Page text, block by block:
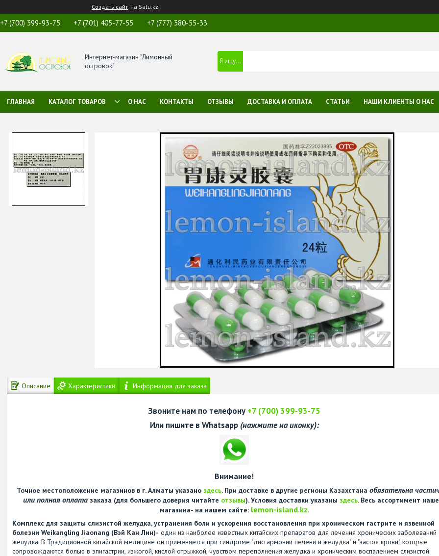
Создать сайт на Satu.kz
+7 (700) 399-93-75 +7 (701) 405-77-55 +7 (777) 380-55-33
Интернет-магазин "Лимонный
островок"
ГЛАВНАЯ КАТАЛОГ ТОВАРОВ О НАС КОНТАКТЫ ОТЗЫВЫ ДОСТАВКА И ОПЛАТА СТАТЬИ НАШИ КЛИЕНТЫ О НАС
Описание Характеристики Информация для заказа
Звоните нам по телефону +7 (700) 399-93-75
Или пишите в Whatsapp (нажмите на иконку):
Внимание!
Точное местоположение магазинов в г. Алматы указано здесь. При доставке в другие регионы Казахстана обязательна
или полная оплатазаказа (для большего доверия читайте отзывы). Условия доставки указаны здесь. Весь ассортимент
магазина- на нашем сайте: lemon-island.kz.
Комплекс для защиты слизистой желудка, устранения боли и ускорения восстановления при хроническом гастрите и язвенной
болезни Weikangling Jiaonang (Вэй Кан Лин)- один из наиболее известных китайских препаратов для лечения хронических заболеваний
желудка. В Традиционной китайской медицине он применяется при синдроме "дисгармонии печени и желудка" и "застоя крови", которые
сопровождаются болью в эпигастрии, изжогой, кислой отрыжкой, чувством переполнения желудка и хроническим воспалением слизистой.